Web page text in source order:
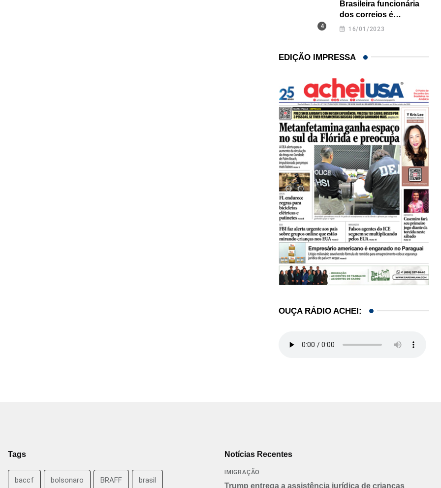
Brasileira funcionária
dos correios é
assassinada a facadas
16/01/2023
EDIÇÃO IMPRESSA
OUÇA RÁDIO ACHEI:
Tags
baccf bolsonaro BRAFF brasil
Notícias Recentes
IMIGRAÇÃO
Trump entrega a assistência jurídica de crianças